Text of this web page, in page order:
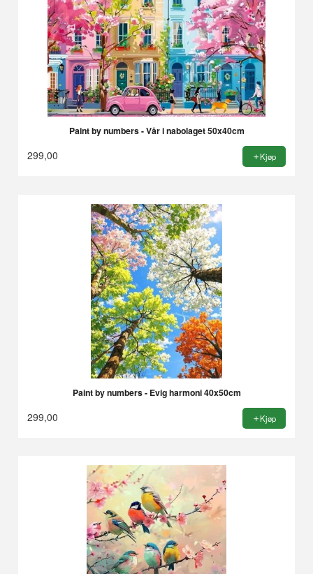
Paint by numbers - Vår i nabolaget 50x40cm
299,00 Kjøp
Paint by numbers - Evig harmoni 40x50cm
299,00 Kjøp